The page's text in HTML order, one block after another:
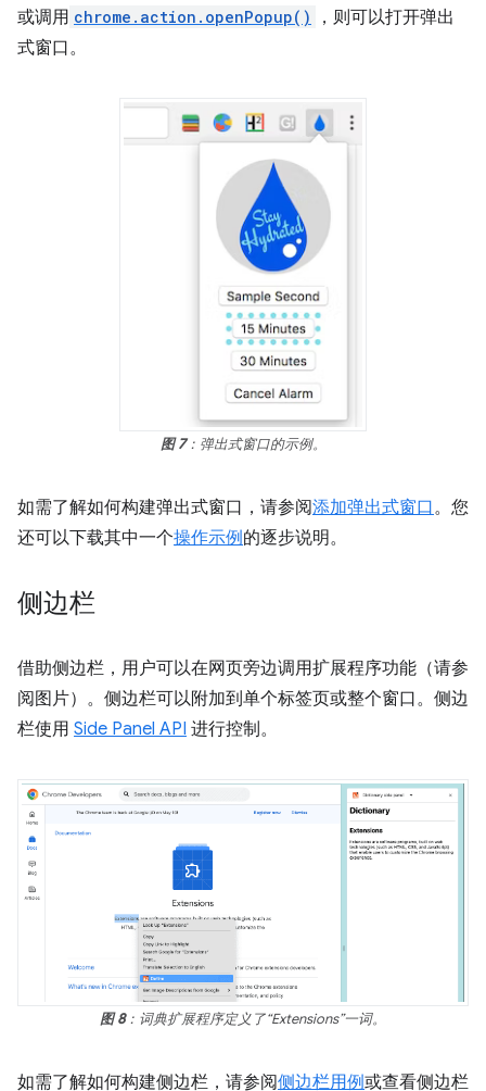
或调用 chrome.action.openPopup()
，则可以打开弹出
式窗口。
图 7：弹出式窗口的示例。
如需了解如何构建弹出式窗口，请参阅添加弹出式窗口。您
还可以下载其中一个操作示例的逐步说明。
侧边栏
借助侧边栏，用户可以在网页旁边调用扩展程序功能（请参
阅图片）。侧边栏可以附加到单个标签页或整个窗口。侧边
栏使用 Side Panel API 进行控制。
图 8：词典扩展程序定义了“Extensions”一词。
如需了解如何构建侧边栏，请参阅侧边栏用例或查看侧边栏